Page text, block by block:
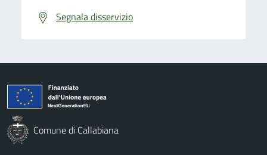
Segnala disservizio
Comune di Callabiana